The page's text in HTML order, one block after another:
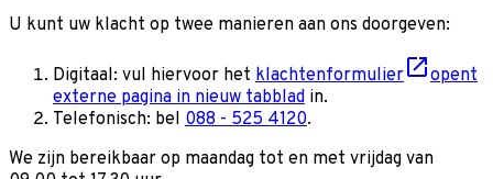
U kunt uw klacht op twee manieren aan ons doorgeven:
Digitaal: vul hiervoor het klachtenformulier
opent
externe pagina in nieuw tabblad in.
Te­le­fo­nisch: bel 088 - 525 4120.
We zijn bereikbaar op maan­dag tot en met vrij­dag van